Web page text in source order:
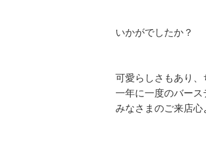
いかがでしたか？
可愛らしさもあり
一年に一度のバース
みなさまのご来店心